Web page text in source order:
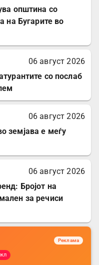
општина со
на Бугарите во
06 август 2026
со послаб
06 август 2026
земјава е меѓу
06 август 2026
Бројот на
за речиси
Реклама